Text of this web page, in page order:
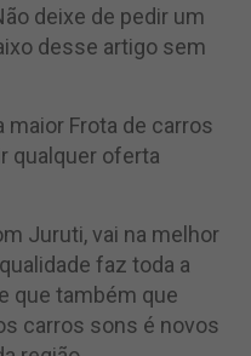
deixe de pedir um
desse artigo sem
Frota de carros
qualquer oferta
Juruti, vai na melhor
faz toda a
que também que
carros sons é novos